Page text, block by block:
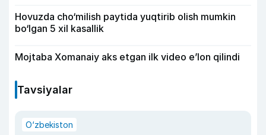
Hovuzda cho‘milish paytida yuqtirib olish mumkin
bo‘lgan 5 xil kasallik
Mojtaba Xomanaiy aks etgan ilk video e’lon qilindi
Tavsiyalar
O‘zbekiston